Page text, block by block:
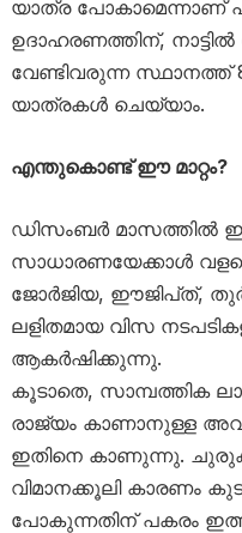
യാത്ര പോകാമെന്നാണ്
ഉദാഹരണത്തിന്,
വേണ്ടിവരുന്ന സ്ഥാനത്ത്
യാത്രകൾ ചെയ്യാം.
എന്തുകൊണ്ട് ഈ മാറ്റം?
ഡിസംബർ മാസത്തിൽ
സാധാരണയേക്കാൾ
ജോർജിയ, ഈജിപ്‌ത്,
ലളിതമായ വിസ
ആകർഷിക്കുന്നു.
കൂടാതെ, സാമ്പത്തിക
രാജ്യം കാണാനുള്ള
ഇതിനെ കാണുന്നു.
വിമാനക്കൂലി കാരണം
പോകുന്നതിന് പകരം